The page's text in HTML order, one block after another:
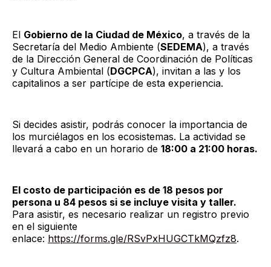
El Gobierno de la Ciudad de México, a través de la
Secretaría del Medio Ambiente (SEDEMA), a través
de la Dirección General de Coordinación de Políticas
y Cultura Ambiental (DGCPCA), invitan a las y los
capitalinos a ser partícipe de esta experiencia.
Si decides asistir, podrás conocer la importancia de
los murciélagos en los ecosistemas. La actividad se
llevará a cabo en un horario de 18:00 a 21:00 horas.
El costo de participación es de 18 pesos por
persona u 84 pesos si se incluye visita y taller.
Para asistir, es necesario realizar un registro previo
en el siguiente
enlace: https://forms.gle/RSvPxHUGCTkMQzfz8.